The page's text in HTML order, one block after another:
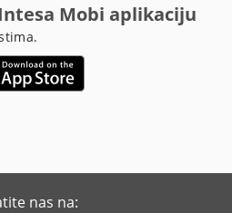
Mobi aplikaciju
nas na: